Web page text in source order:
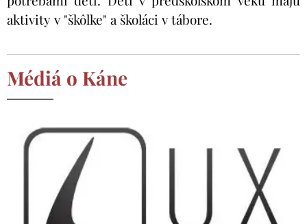
aktivity v "škôlke" a školáci v tábore.
Médiá o Káne